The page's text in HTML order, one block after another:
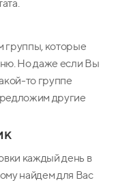
группы, которые
Но даже если Вы
то группе
другие
каждый день в
найдем для Вас